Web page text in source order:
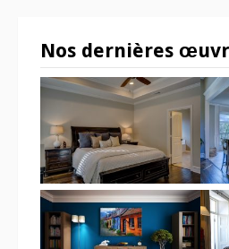
Nos dernières